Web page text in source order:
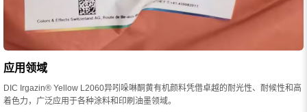
应用领域
DIC Irgazin® Yellow L2060异吲哚啉酮黄有机颜料凭借卓越的耐光性、耐候性和高
着色力，广泛应用于各种涂料和印刷油墨领域。